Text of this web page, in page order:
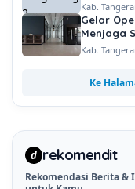
Kab.
Gelar
Menjaga
Kab.
Ke
d rekomendit
Rekomendasi Berita &